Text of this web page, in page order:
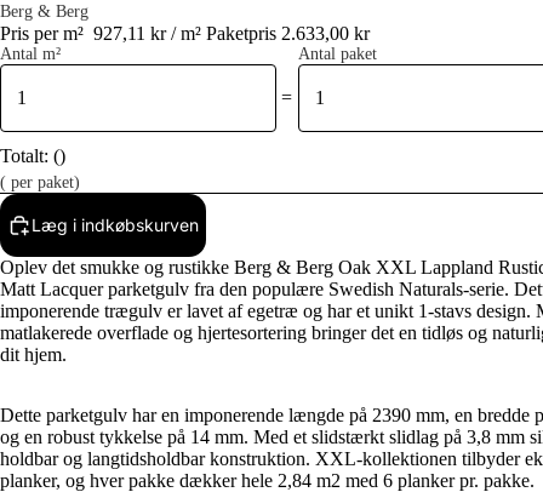
Berg & Berg
Pris per m² 927,11 kr / m² Paketpris 2.633,00 kr
Antal m²
=
Antal paket
Totalt: ()
( per paket)
Læg i indkøbskurven
Oplev det smukke og rustikke Berg & Berg Oak XXL Lappland
Matt Lacquer parketgulv fra den populære Swedish Naturals-serie.
imponerende trægulv er lavet af egetræ og har et unikt 1-stavs design.
matlakerede overflade og hjertesortering bringer det en tidløs og
dit hjem.
Dette parketgulv har en imponerende længde på 2390 mm, en bredde
og en robust tykkelse på 14 mm. Med et slidstærkt slidlag på 3,8 mm
holdbar og langtidsholdbar konstruktion. XXL-kollektionen tilbyder
planker, og hver pakke dækker hele 2,84 m2 med 6 planker pr. pakke.